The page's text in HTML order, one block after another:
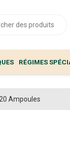
RÉGIMES
Ampoules